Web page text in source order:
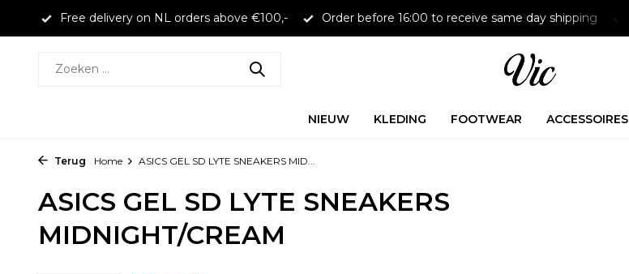
Free delivery on NL orders above €100,- Order before 16:00 to receive same day shipping
NIEUW KLEDING FOOTWEAR ACCESSOIRES
Terug Home ASICS GEL SD LYTE SNEAKERS MID...
ASICS GEL SD LYTE SNEAKERS
MIDNIGHT/CREAM